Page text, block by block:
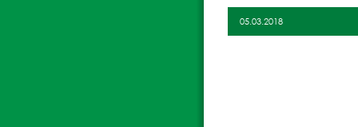
05.03.2018